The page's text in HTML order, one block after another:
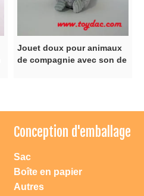
Jouet doux pour animaux
de compagnie avec son de
Conception d'emballage
Sac
Boîte en papier
Autres